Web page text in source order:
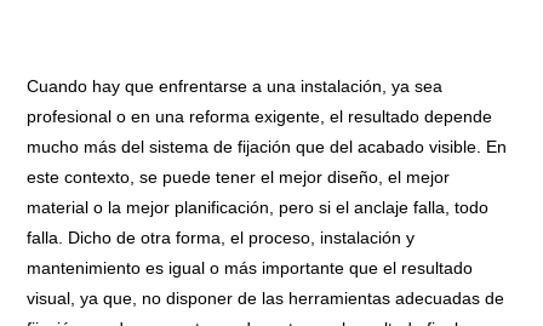
Cuando hay que enfrentarse a una instalación, ya sea
profesional o en una reforma exigente, el resultado depende
mucho más del sistema de fijación que del acabado visible. En
este contexto, se puede tener el mejor diseño, el mejor
material o la mejor planificación, pero si el anclaje falla, todo
falla. Dicho de otra forma, el proceso, instalación y
mantenimiento es igual o más importante que el resultado
visual, ya que, no disponer de las herramientas adecuadas de